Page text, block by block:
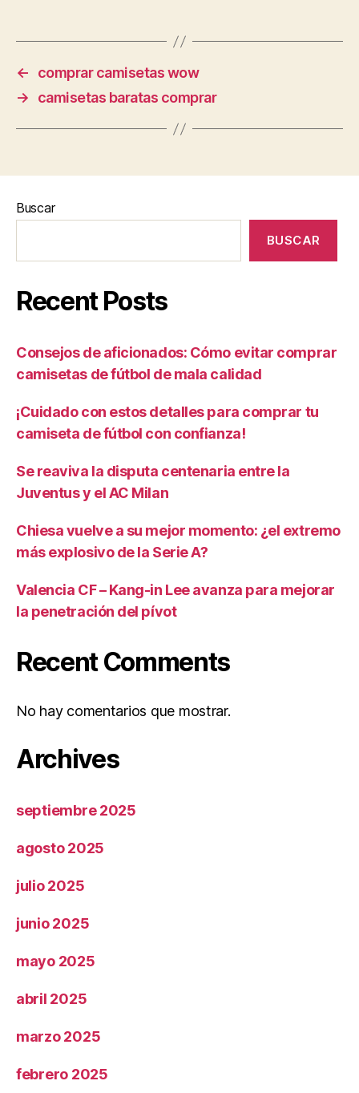
←
comprar camisetas wow
→
camisetas baratas comprar
Buscar
BUSCAR
Recent Posts
Consejos de aficionados: Cómo evitar comprar
camisetas de fútbol de mala calidad
¡Cuidado con estos detalles para comprar tu
camiseta de fútbol con confianza!
Se reaviva la disputa centenaria entre la
Juventus y el AC Milan
Chiesa vuelve a su mejor momento: ¿el extremo
más explosivo de la Serie A?
Valencia CF – Kang-in Lee avanza para mejorar
la penetración del pívot
Recent Comments
No hay comentarios que mostrar.
Archives
septiembre 2025
agosto 2025
julio 2025
junio 2025
mayo 2025
abril 2025
marzo 2025
febrero 2025